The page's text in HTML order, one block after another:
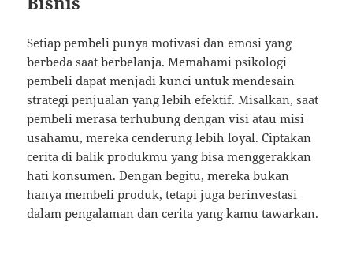
Setiap pembeli punya motivasi dan emosi yang
berbeda saat berbelanja. Memahami psikologi
pembeli dapat menjadi kunci untuk mendesain
strategi penjualan yang lebih efektif. Misalkan, saat
pembeli merasa terhubung dengan visi atau misi
usahamu, mereka cenderung lebih loyal. Ciptakan
cerita di balik produkmu yang bisa menggerakkan
hati konsumen. Dengan begitu, mereka bukan
hanya membeli produk, tetapi juga berinvestasi
dalam pengalaman dan cerita yang kamu tawarkan.